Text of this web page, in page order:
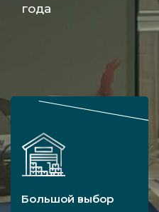
года
Большой выбор